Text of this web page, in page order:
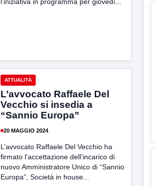
ATTUALITÀ
L’avvocato Raffaele Del
Vecchio si insedia a
“Sannio Europa”
20 MAGGIO 2024
L’avvocato Raffaele Del Vecchio ha
firmato l’accettazione dell’incarico di
nuovo Amministratore Unico di “Sannio
Europa”, Società in house...